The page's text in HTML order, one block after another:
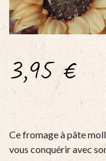
3,95 €
Ce fromage à pâte
vous conquérir avec